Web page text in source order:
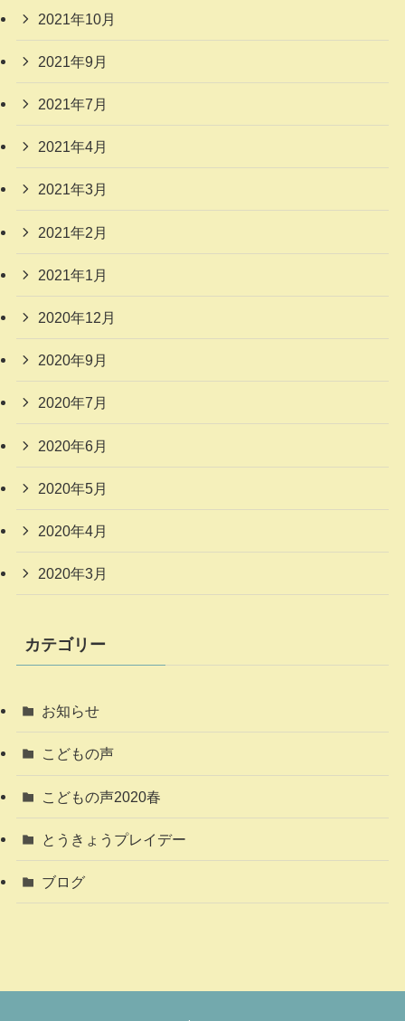
2021年10月
2021年9月
2021年7月
2021年4月
2021年3月
2021年2月
2021年1月
2020年12月
2020年9月
2020年7月
2020年6月
2020年5月
2020年4月
2020年3月
カテゴリー
お知らせ
こどもの声
こどもの声2020春
とうきょうプレイデー
ブログ